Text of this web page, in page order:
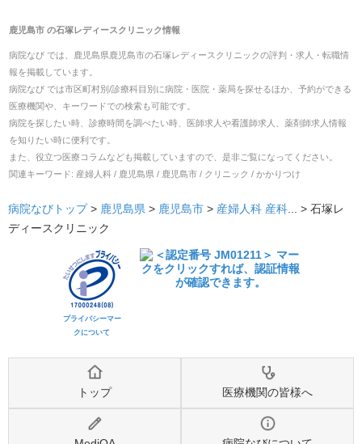
鹿児島市の石塚レディースクリニック情報
病院なび では、 鹿児島県 鹿児島市の石塚レディースクリニックの評判・求人・転職情
報を掲載しています。
病院なび では市区町村別/診療科目別に病院・医院・薬局を探せるほか、予約ができる
医療機関や、キーワードでの検索も可能です。
病院を探したい時、診療時間を調べたい時、医師求人や看護師求人、薬剤師求人情報
を知りたい時に便利です。
また、役立つ医療コラムなども掲載していますので、是非ご覧になってください。
関連キーワード: 産婦人科 / 鹿児島県 / 鹿児島市 / クリニック / かかりつけ
病院なびトップ > 鹿児島県 > 鹿児島市 > 産婦人科 産科... > 石塚レ
ディースクリニック
プライバシーマー
クについて
トップ 医療機関の皆様へ